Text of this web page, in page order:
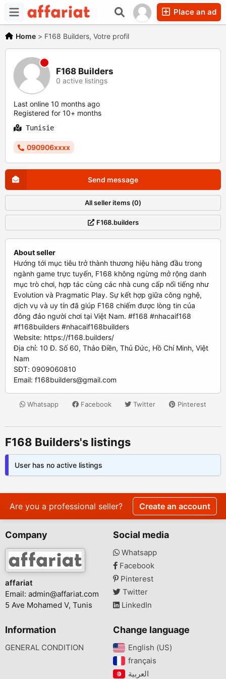
Place an ad
Home > F168 Builders, Votre profil
F168 Builders
0 active listings
Last online 10 months ago
Registered for 10+ months
Tunisie
090906xxxx
Send message
All seller items (0)
F168.builders
About seller
Hướng tới mục tiêu trở thành thương hiệu hàng đầu trong
ngành game trực tuyến, F168 không ngừng mở rộng danh
mục trò chơi, hợp tác cùng các nhà cung cấp nổi tiếng như
Evolution và Pragmatic Play. Sự kết hợp giữa công nghệ,
dịch vụ và uy tín đã giúp F168 chiếm được lòng tin của
đông đảo người chơi tại Việt Nam. #f168 #nhacaif168
#f168builders #nhacaif168builders
Website: https://f168.builders/
Địa chỉ: 10 Đ. Số 60, Thảo Điền, Thủ Đức, Hồ Chí Minh, Việt
Nam
SĐT: 0909060810
Email: f168builders@gmail.com
Whatsapp Facebook Twitter Pinterest
F168 Builders's listings
User has no active listings
Are you a professional seller? Create an account
Company
affariat
Email: admin@affariat.com
5 Ave Mohamed V, Tunis
Social media
Whatsapp
Facebook
Pinterest
Twitter
LinkedIn
Information
GENERAL CONDITION
Change language
English (US)‎
français‎